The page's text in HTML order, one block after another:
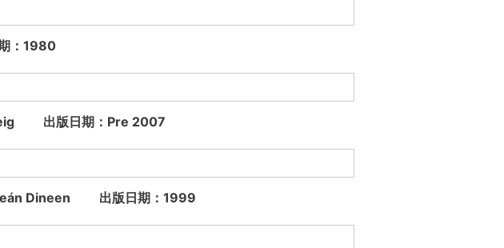
：1980
出版日期：Pre 2007
Dineen 出版日期：1999